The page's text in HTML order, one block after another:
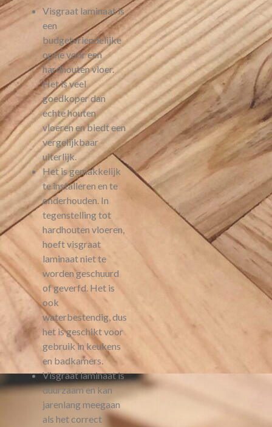
Visgraat laminaat is
een
budgetvriendelijke
optie voor een
hardhouten vloer.
Het is veel
goedkoper dan
echte houten
vloeren en biedt een
vergelijkbaar
uiterlijk.
Het is gemakkelijk
te installeren en te
onderhouden. In
tegenstelling tot
hardhouten vloeren,
hoeft visgraat
laminaat niet te
worden geschuurd
of geverfd. Het is
ook
waterbestendig, dus
het is geschikt voor
gebruik in keukens
en badkamers.
Visgraat laminaat is
duurzaam en kan
jarenlang meegaan
als het correct